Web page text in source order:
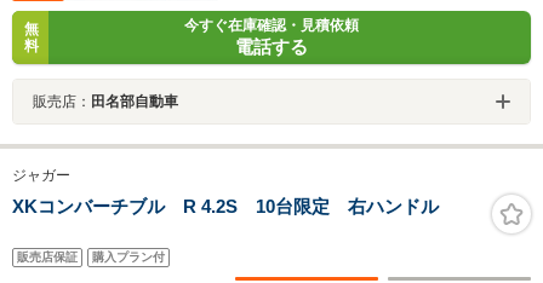
無
料
今すぐ在庫確認・見積依頼
電話する
販売店： 田名部自動車
ジャガー
XKコンバーチブル R 4.2S 10台限定 右ハンドル
販売店保証 購入プラン付